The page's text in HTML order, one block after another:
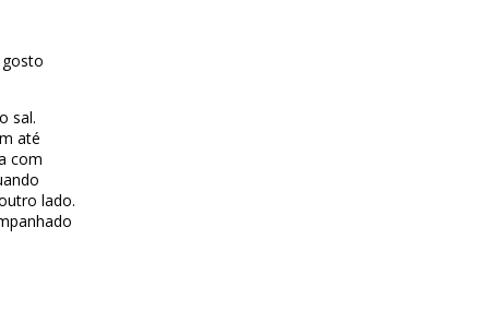
sal.
até
com
lado.